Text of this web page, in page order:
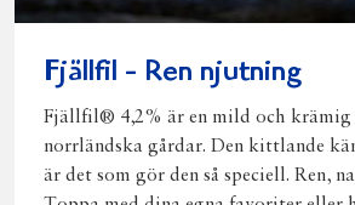
Fjällfil - Ren njutning
Fjällfil® 4,2% är en mild och
norrländska gårdar. Den kittlande
är det som gör den så speciell. Ren,